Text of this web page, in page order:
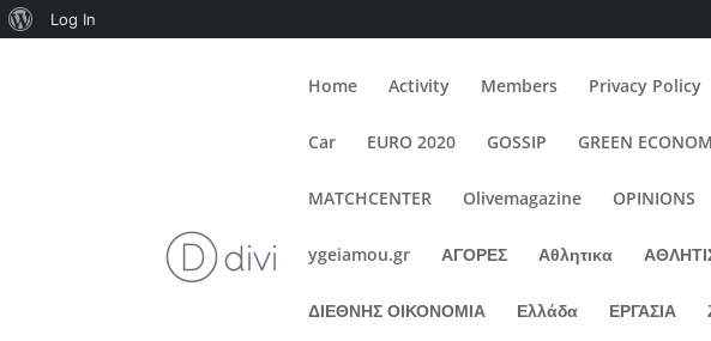
About
Log In
Home Activity Members Privacy Policy
Car EURO 2020 GOSSIP GREEN
MATCHCENTER Olivemagazine OPINIONS
ygeiamou.gr ΑΓΟΡΕΣ Αθλητικα
ΔΙΕΘΝΗΣ ΟΙΚΟΝΟΜΙΑ Ελλάδα ΕΡΓΑΣΙΑ